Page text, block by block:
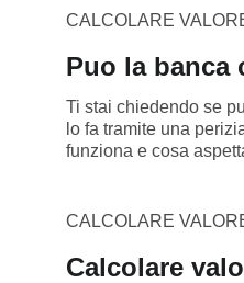
CALCOLARE
Puo la banca
Ti stai chiedendo se
lo fa tramite una
funziona e cosa
CALCOLARE
Calcolare